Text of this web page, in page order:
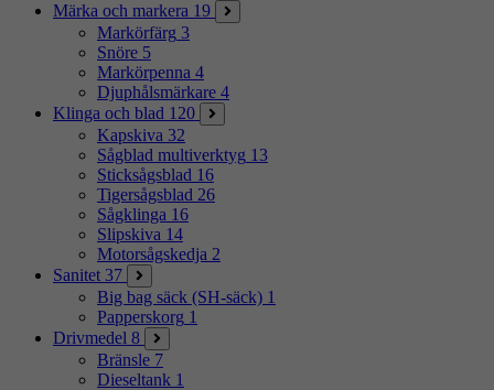
Märka och markera 19
Markörfärg 3
Snöre 5
Markörpenna 4
Djuphålsmärkare 4
Klinga och blad 120
Kapskiva 32
Sågblad multiverktyg 13
Sticksågsblad 16
Tigersågsblad 26
Sågklinga 16
Slipskiva 14
Motorsågskedja 2
Sanitet 37
Big bag säck (SH-säck) 1
Papperskorg 1
Drivmedel 8
Bränsle 7
Dieseltank 1